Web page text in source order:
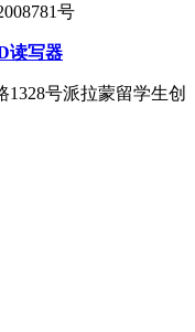
号
读写器
号派拉蒙留学生创